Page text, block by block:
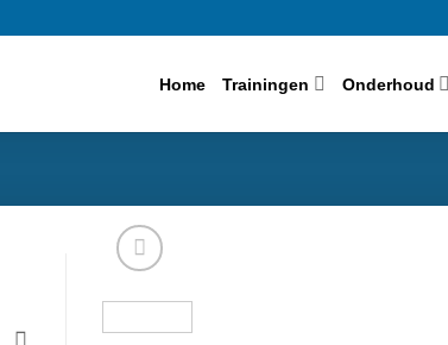
Home Trainingen Onderhoud